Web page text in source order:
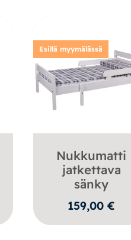
Esillä myymälässä
Nukkumatti
jatkettava
sänky
159,00€